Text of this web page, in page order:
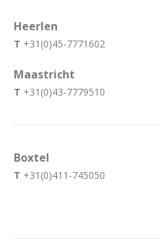
Heerlen
T +31(0)45-7771602
Maastricht
T +31(0)43-7779510
Boxtel
T +31(0)411-745050